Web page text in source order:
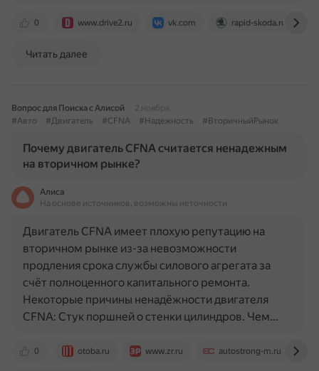
0 www.drive2.ru vk.com rapid-skoda.ru
Читать далее
Вопрос для Поиска с Алисой
2 ноября
#Авто
#Двигатель #CFNA #Надежность #ВторичныйРынок
Почему двигатель CFNA считается ненадежным
на вторичном рынке?
Алиса
На основе источников, возможны неточности
0 otoba.ru www.zr.ru autostrong-m.ru
Двигатель CFNA имеет плохую репутацию на
вторичном рынке из-за невозможности
продления срока службы силового агрегата за
счёт полноценного капитального ремонта.
Некоторые причины ненадёжности двигателя
CFNA: Стук поршней о стенки цилиндров. Чем…